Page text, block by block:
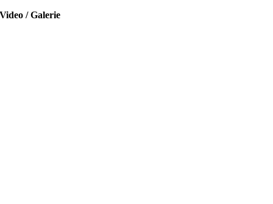
Video / Galerie